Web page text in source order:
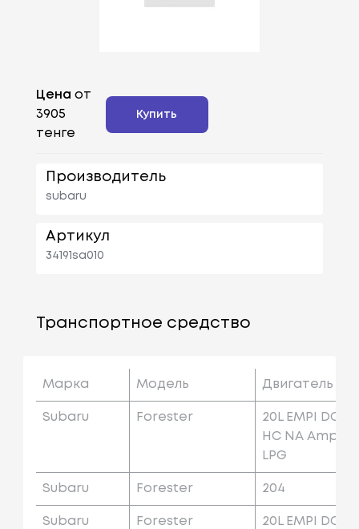
Цена от
3905
тенге
Купить
Производитель
subaru
Артикул
34191sa010
Транспортное средство
Марка Модель Двигатель
Subaru Forester
20L EMPI DO
HC NA Amp
LPG
Subaru Forester 204
Subaru Forester
20L EMPI DO